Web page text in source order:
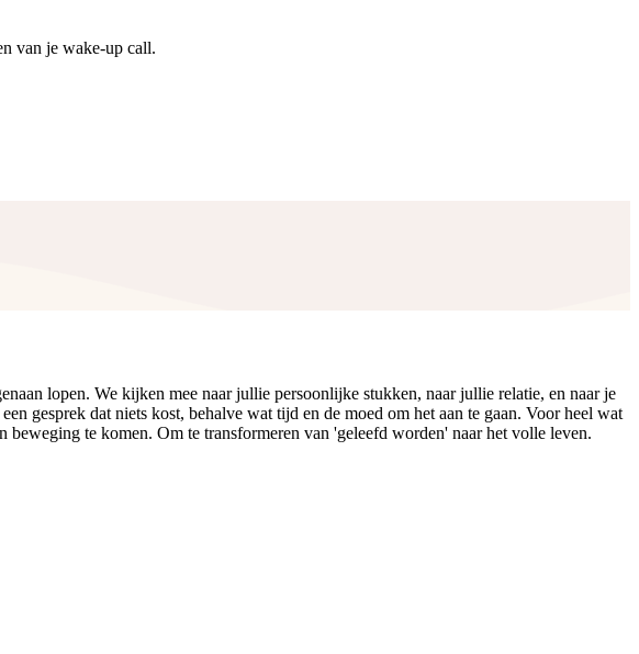
van je wake-up call.
lopen. We kijken mee naar jullie persoonlijke stukken, naar jullie relatie, en naar je
gesprek dat niets kost, behalve wat tijd en de moed om het aan te gaan. Voor heel wat
te komen. Om te transformeren van 'geleefd worden' naar het volle leven.